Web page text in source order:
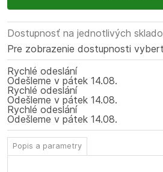
Dostupnosť na jednotlivých
Pre zobrazenie dostupnosti
Rychlé odeslání
Odešleme v pátek 14.08.
Rychlé odeslání
Odešleme v pátek 14.08.
Rychlé odeslání
Odešleme v pátek 14.08.
Popis a parametry